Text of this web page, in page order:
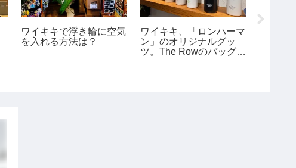
ワイキキで浮き輪に空気
を入れる方法は？
ワイキキ、「ロンハーマ
ン」のオリジナルグッ
ツ。The Rowのバッグも